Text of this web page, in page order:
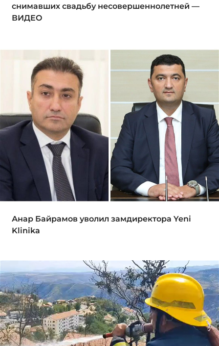
снимавших свадьбу несовершеннолетней —
ВИДЕО
Анар Байрамов уволил замдиректора Yeni
Klinika